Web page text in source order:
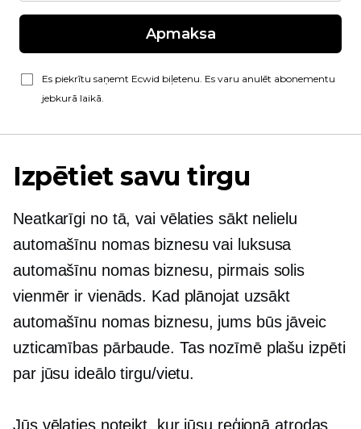
Apmaksa
Es piekrītu saņemt Ecwid biļetenu. Es varu anulēt abonementu
jebkurā laikā.
Izpētiet savu tirgu
Neatkarīgi no tā, vai vēlaties sākt nelielu
automašīnu nomas biznesu vai luksusa
automašīnu nomas biznesu, pirmais solis
vienmēr ir vienāds. Kad plānojat uzsākt
automašīnu nomas biznesu, jums būs jāveic
uzticamības pārbaude. Tas nozīmē plašu izpēti
par jūsu ideālo tirgu/vietu.
Jūs vēlaties noteikt, kur jūsu reģionā atrodas